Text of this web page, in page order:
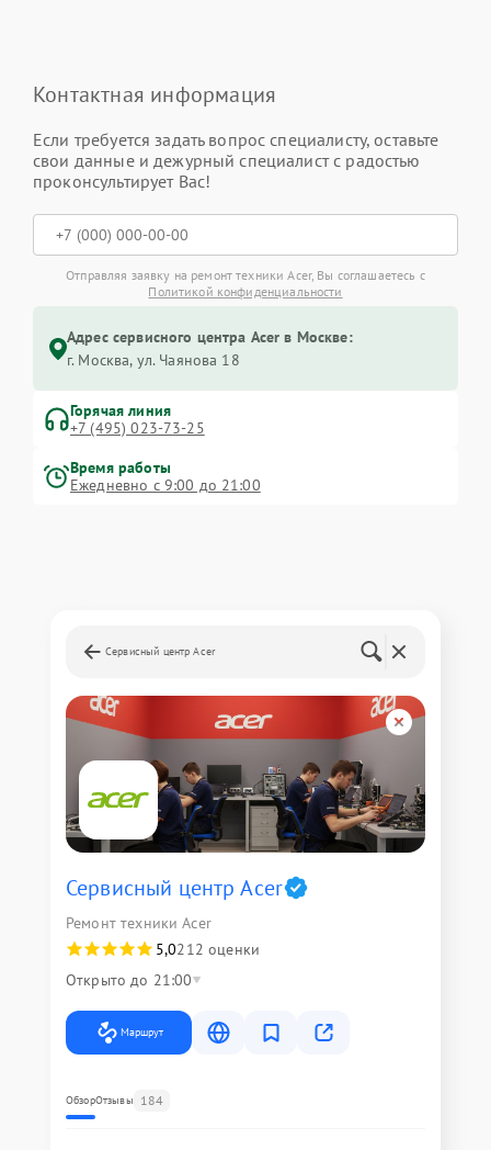
Контактная информация
Если требуется задать вопрос специалисту, оставьте
свои данные и дежурный специалист с радостью
проконсультирует Вас!
Отправляя заявку на ремонт техники Acer, Вы соглашаетесь с
Политикой конфиденциальности
Адрес сервисного центра Acer в Москве:
г. Москва, ул. Чаянова 18
Горячая линия
+7 (495) 023-73-25
Время работы
Ежедневно с 9:00 до 21:00
Сервисный центр Acer
Сервисный центр Acer
Ремонт техники Acer
5,0212 оценки
Открыто до 21:00
Маршрут
ОбзорОтзывы 184